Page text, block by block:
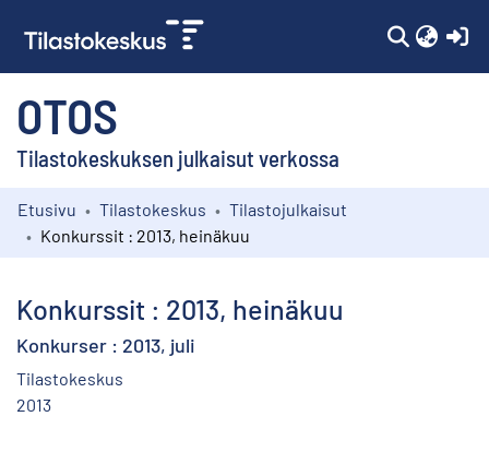
OTOS
Tilastokeskuksen julkaisut verkossa
Kokoelmat
Etusivu Tilastokeskus
Tilastojulkaisut
Konkurssit : 2013, heinäkuu
Konkurssit : 2013, heinäkuu
Konkurser : 2013, juli
Tilastokeskus
2013